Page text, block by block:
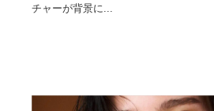
チャーが背景に...